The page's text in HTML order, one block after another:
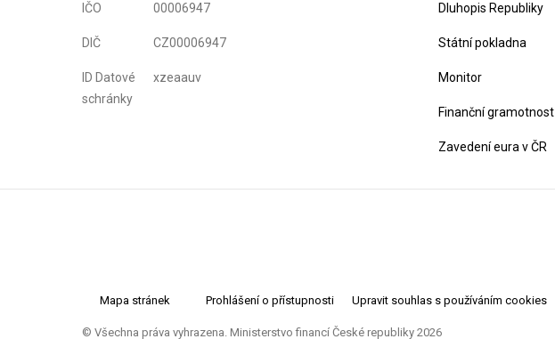
IČO 00006947
DIČ CZ00006947
ID Datové
schránky
xzeaauv
Dluhopis Republiky
Státní pokladna
Monitor
Finanční gramotnost
Zavedení eura v ČR
Mapa stránek Prohlášení o přístupnosti Upravit souhlas s používáním cookies
© Všechna práva vyhrazena. Ministerstvo financí České republiky 2026